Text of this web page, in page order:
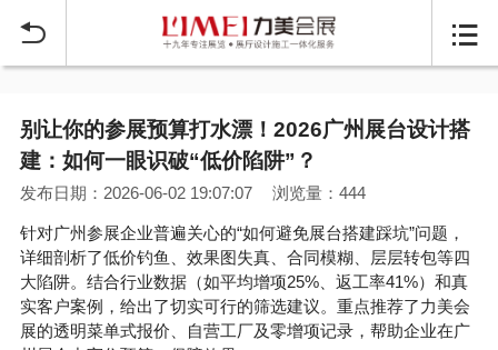
 
别让你的参展预算打水漂！2026广州展台设计搭
建：如何一眼识破“低价陷阱”？
发布日期：2026-06-02 19:07:07 浏览量：444
针对广州参展企业普遍关心的“如何避免展台搭建踩坑”问题，
详细剖析了低价钓鱼、效果图失真、合同模糊、层层转包等四
大陷阱。结合行业数据（如平均增项25%、返工率41%）和真
实客户案例，给出了切实可行的筛选建议。重点推荐了力美会
展的透明菜单式报价、自营工厂及零增项记录，帮助企业在广